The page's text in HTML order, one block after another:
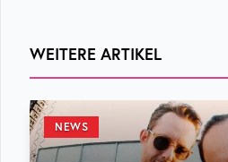
WEITERE ARTIKEL
NEWS